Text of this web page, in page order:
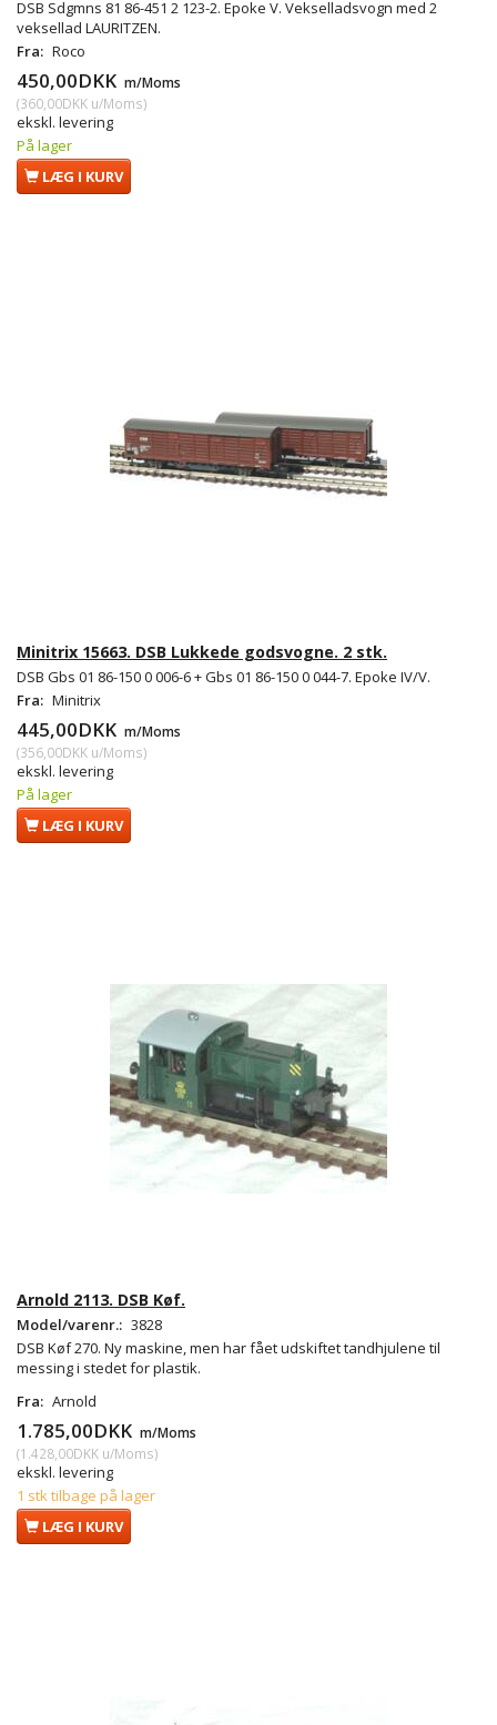
DSB Sdgmns 81 86-451 2 123-2. Epoke V. Vekselladsvogn med 2
veksellad LAURITZEN.
Fra: Roco
450,00DKK m/Moms
(360,00DKK u/Moms)
ekskl. levering
På lager
LÆG I KURV
Minitrix 15663. DSB Lukkede godsvogne. 2 stk.
DSB Gbs 01 86-150 0 006-6 + Gbs 01 86-150 0 044-7. Epoke IV/V.
Fra: Minitrix
445,00DKK m/Moms
(356,00DKK u/Moms)
ekskl. levering
På lager
LÆG I KURV
Arnold 2113. DSB Køf.
Model/varenr.: 3828
DSB Køf 270. Ny maskine, men har fået udskiftet tandhjulene til
messing i stedet for plastik.
Fra: Arnold
1.785,00DKK m/Moms
(1.428,00DKK u/Moms)
ekskl. levering
1 stk tilbage på lager
LÆG I KURV